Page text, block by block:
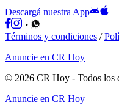
Descargá nuestra App
Términos y condiciones /
Anuncie en CR Hoy
© 2026 CR Hoy - Todos los
Anuncie en CR Hoy